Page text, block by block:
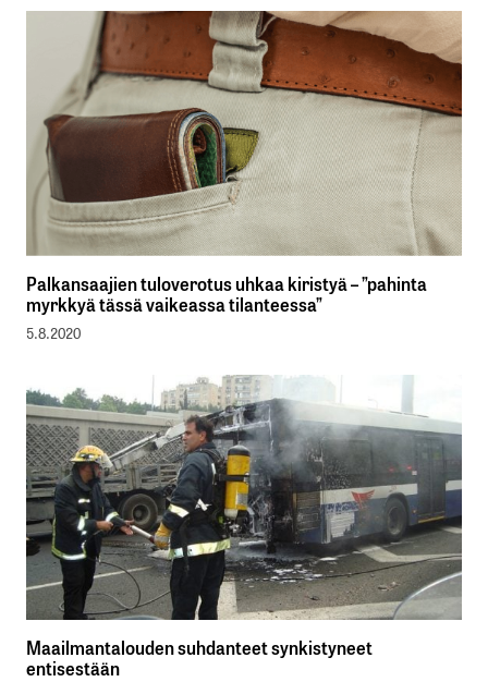
Palkansaajien tuloverotus uhkaa kiristyä – ”pahinta
myrkkyä tässä vaikeassa tilanteessa”
5.8.2020
Maailmantalouden suhdanteet synkistyneet
entisestään